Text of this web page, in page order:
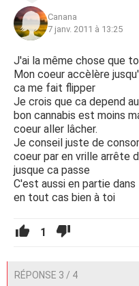
Canana
7 janv. 2011 à 13:25
J'ai la même chose que
Mon coeur accèlère
ca me fait flipper
Je crois que ca depend
bon cannabis est moins
coeur aller lâcher.
Je conseil juste de
coeur par en vrille arrête
jusque ca passe
C'est aussi en partie
en tout cas bien à toi
1
RÉPONSE 3 / 4